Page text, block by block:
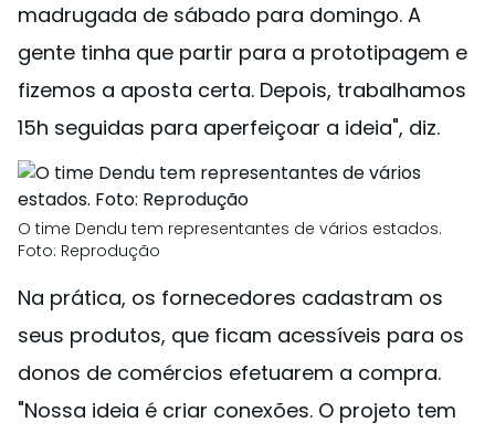
madrugada de sábado para domingo. A
gente tinha que partir para a prototipagem e
fizemos a aposta certa. Depois, trabalhamos
15h seguidas para aperfeiçoar a ideia", diz.
O time Dendu tem representantes de vários estados.
Foto: Reprodução
Na prática, os fornecedores cadastram os
seus produtos, que ficam acessíveis para os
donos de comércios efetuarem a compra.
"Nossa ideia é criar conexões. O projeto tem